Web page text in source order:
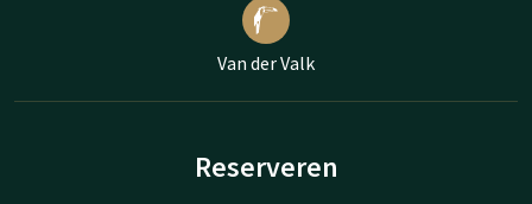
Van der Valk
Reserveren